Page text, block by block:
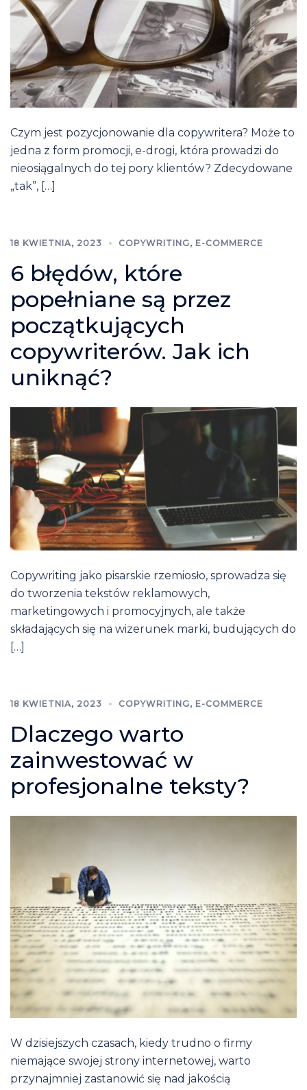
Czym jest pozycjonowanie dla copywritera? Może to
jedna z form promocji, e-drogi, która prowadzi do
nieosiągalnych do tej pory klientów? Zdecydowane
„tak”, […]
18 KWIETNIA, 2023 COPYWRITING, E-COMMERCE
6 błędów, które
popełniane są przez
początkujących
copywriterów. Jak ich
uniknąć?
Copywriting jako pisarskie rzemiosło, sprowadza się
do tworzenia tekstów reklamowych,
marketingowych i promocyjnych, ale także
składających się na wizerunek marki, budujących do
[…]
18 KWIETNIA, 2023 COPYWRITING, E-COMMERCE
Dlaczego warto
zainwestować w
profesjonalne teksty?
W dzisiejszych czasach, kiedy trudno o firmy
niemające swojej strony internetowej, warto
przynajmniej zastanowić się nad jakością